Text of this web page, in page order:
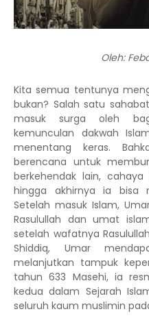
Oleh:
Kita semua tentunya
bukan? Salah satu
masuk surga oleh
kemunculan dakwah
menentang keras.
berencana untuk
berkehendak lain,
hingga akhirnya ia bisa
Setelah masuk Islam,
Rasulullah dan umat
setelah wafatnya
Shiddiq, Umar
melanjutkan tampuk
tahun 633 Masehi, ia
kedua dalam Sejarah
seluruh kaum muslimin